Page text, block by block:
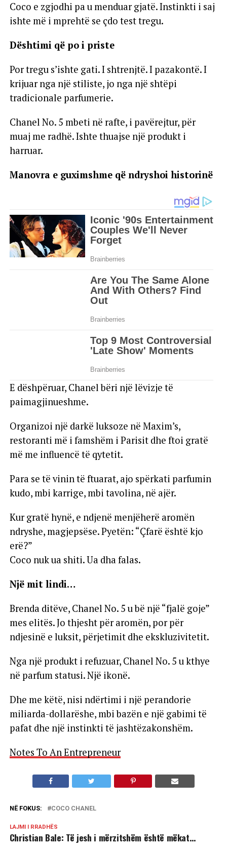
Coco e zgjodhi pa u menduar gjatë. Instinkti i saj
ishte më i mprehtë se çdo test tregu.
Dështimi që po i priste
Por tregu s’ishte gati. I shtrenjtë. I pazakontë. I
krijuar nga një stiliste, jo nga një shtëpi
tradicionale parfumerie.
Chanel No. 5 mbeti në rafte, i pavërejtur, për
muaj me radhë. Ishte thuajse një produkt i
harruar.
Manovra e guximshme që ndryshoi historinë
E dëshpëruar, Chanel bëri një lëvizje të
paimagjinueshme.
Organizoi një darkë luksoze në Maxim’s,
restoranti më i famshëm i Parisit dhe ftoi gratë
më me influencë të qytetit.
Para se të vinin të ftuarat, ajo spërkati parfumin
kudo, mbi karrige, mbi tavolina, në ajër.
Kur gratë hynë, e ndjenë menjëherë aromën
ndryshe, magjepsëse. Pyetën: “Çfarë është kjo
erë?”
Coco nuk ua shiti. Ua dha falas.
Një mit lindi…
Brenda ditëve, Chanel No. 5 u bë një “fjalë goje”
mes elitës. Jo thjesht për aromën, por për
ndjesinë e luksit, përjetimit dhe ekskluzivitetit.
Nga një produkt i refuzuar, Chanel No. 5 u kthye
në parfum statusi. Një ikonë.
Dhe me këtë, nisi ndërtimi i një perandorie
miliarda-dollarëshe, mbi bazën e një gabimi të
pafat dhe një instinkti të jashtëzakonshëm.
Notes To An Entrepreneur
NË FOKUS: COCO CHANEL
LAJMI I RRADHËS
Christian Bale: Të jesh i mërzitshëm është mëkat…